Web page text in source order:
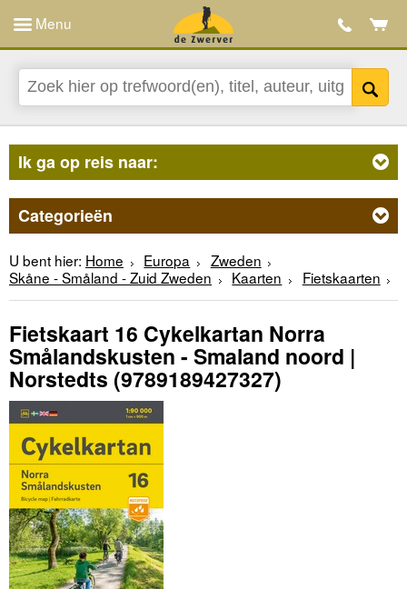
Menu
Ik ga op reis naar:
Categorieën
U bent hier: Home Europa
Zweden
Skåne - Småland - Zuid Zweden
Kaarten Fietskaarten
Fietskaart 16 Cykelkartan Norra
Smålandskusten - Smaland noord |
Norstedts (9789189427327)